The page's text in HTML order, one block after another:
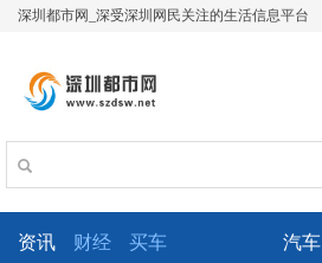
深圳都市网_深受深圳网民关注的生活信息平台
资讯 财经 买车 汽车